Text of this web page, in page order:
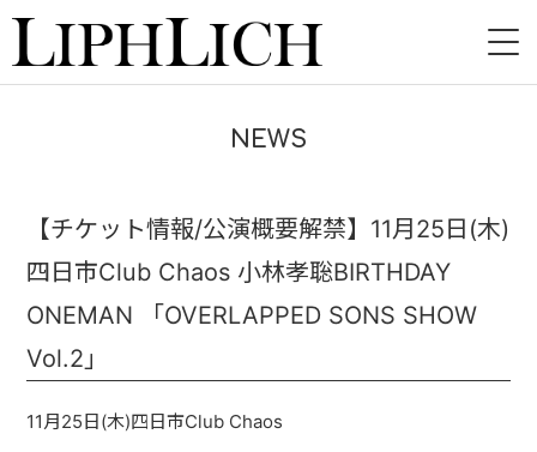
LIVE
INSTORE
VIDEO
NEWS
【チケット情報/公演概要解禁】11月25日(木)
四日市Club Chaos 小林孝聡BIRTHDAY
ONEMAN 「OVERLAPPED SONS SHOW
Vol.2」
11月25日(木)四日市Club Chaos